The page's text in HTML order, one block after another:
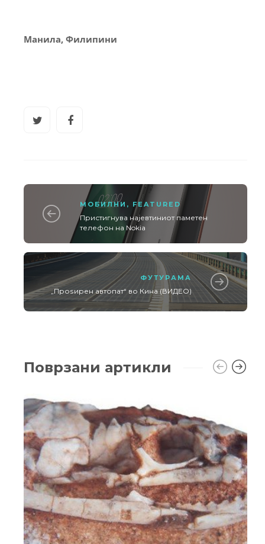
Манила, Филипини
МОБИЛНИ , FEATURED
Пристигнува најевтиниот паметен
телефон на Nokia
ФУТУРАМА
„Проѕирен автопат“ во Кина (ВИДЕО)
Поврзани артикли